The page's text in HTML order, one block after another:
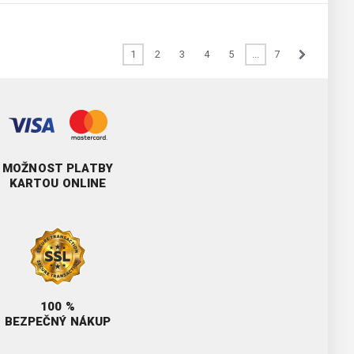
1 2 3 4 5 ... 7
MOŽNOST PLATBY
KARTOU ONLINE
100 %
BEZPEČNÝ NÁKUP